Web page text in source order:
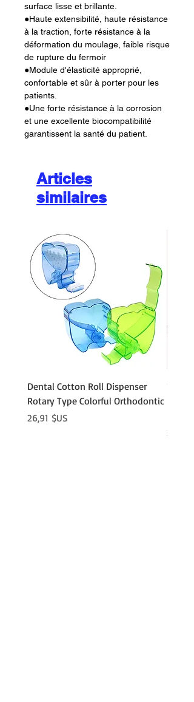
surface lisse et brillante.
●Haute extensibilité, haute résistance
à la traction, forte résistance à la
déformation du moulage, faible risque
de rupture du fermoir
●Module d'élasticité approprié,
confortable et sûr à porter pour les
patients.
●Une forte résistance à la corrosion
et une excellente biocompatibilité
garantissent la santé du patient.
Articles
similaires
Dental Cotton Roll Dispenser
Rotary Type Colorful Orthodontic
Prix
26,91 $US
Prix
21,86